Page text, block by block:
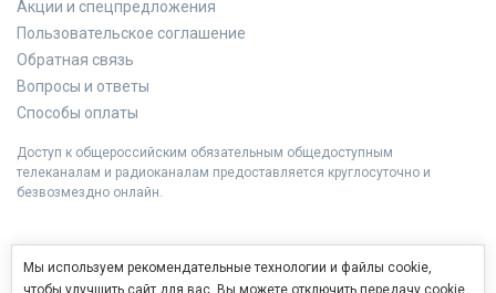
Акции и спецпредложения
Пользовательское соглашение
Обратная связь
Вопросы и ответы
Способы оплаты
Доступ к общероссийским обязательным общедоступным
телеканалам и радиоканалам предоставляется круглосуточно и
безвозмездно онлайн.
Мы используем рекомендательные технологии и файлы cookie,
чтобы улучшить сайт для вас. Вы можете отключить передачу cookie